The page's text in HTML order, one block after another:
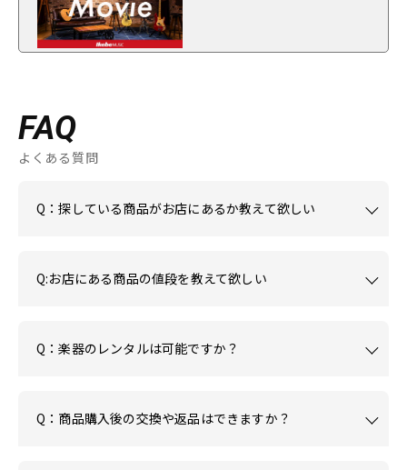
FAQ
よくある質問
Q：探している商品がお店にあるか教えて欲しい
Q:お店にある商品の値段を教えて欲しい
Q：楽器のレンタルは可能ですか？
Q：商品購入後の交換や返品はできますか？